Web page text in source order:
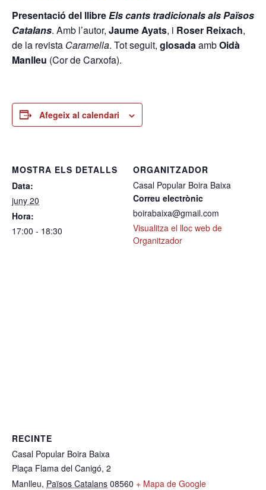
Presentació del llibre Els cants tradicionals als Països
Catalans. Amb l’autor, Jaume Ayats, i Roser Reixach,
de la revista Caramella. Tot seguit, glosada ambOidà
Manlleu (Cor de Carxofa).
Afegeix al calendari
MOSTRA ELS DETALLS
Data:
juny 20
Hora:
17:00 - 18:30
ORGANITZADOR
Casal Popular Boira Baixa
Correu electrònic
boirabaixa@gmail.com
Visualitza el lloc web de
Organitzador
RECINTE
Casal Popular Boira Baixa
Plaça Flama del Canigó, 2
Manlleu, Països Catalans 08560 + Mapa de Google